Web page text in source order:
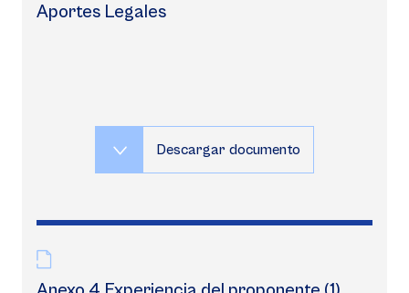
Aportes Legales
Descargar documento